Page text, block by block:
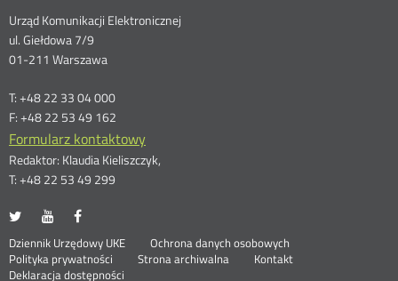
Dane
kontaktowe
Urząd Komunikacji Elektronicznej
ul. Giełdowa 7/9
01-211 Warszawa
T: +48 22 33 04 000
F: +48 22 53 49 162
Formularz kontaktowy
Redaktor: Klaudia Kieliszczyk,
T: +48 22 53 49 299
UKE
portalu
Twitter
Otwórz
nowym
oknie
UKE
portalu
Youtube
Otwórz
nowym
oknie
portalu
Facebook
nowym
oknie
Stopka
Dziennik Urzędowy UKE Otwórz
Ochrona danych osobowych
Polityka prywatności
Otwórz
w
Strona archiwalna
Kontakt
Deklaracja dostępności